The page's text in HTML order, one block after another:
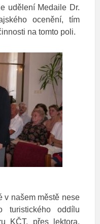
udělení Medaile Dr.
ocenění, tím
na tomto poli.
v našem městě nese
turistického oddílu
KČT, přes lektora,